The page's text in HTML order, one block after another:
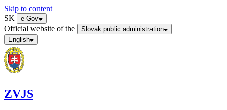
Skip to content
SK
e-Gov
Official website of the
Slovak public administration
English
ZVJS